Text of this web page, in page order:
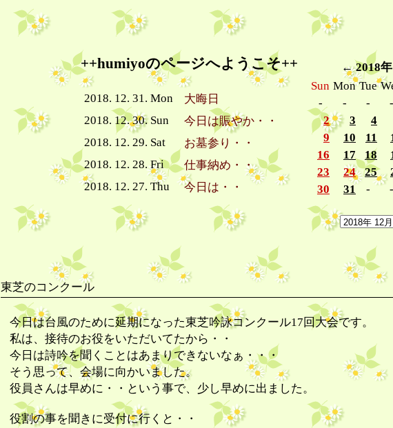
++humiyoのページへようこそ++
2018. 12. 31. Mon
大晦日
2018. 12. 30. Sun
今日は賑やか・・
2018. 12. 29. Sat
お墓参り・・
2018. 12. 28. Fri
仕事納め・・
2018. 12. 27. Thu
今日は・・
← 2018年
Sun Mon Tue
-
- - -
2
3 4
9
10 11
16
17 18
23
24 25
30
31 - -
東芝のコンクール
今日は台風のために延期になった東芝吟詠コンクール17回大会です。
私は、接待のお役をいただいてたから・・
今日は詩吟を聞くことはあまりできないなぁ・・・
そう思って、会場に向かいました。
役員さんは早めに・・という事で、少し早めに出ました。
役割の事を聞きに受付に行くと・・